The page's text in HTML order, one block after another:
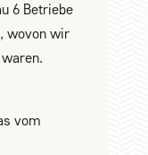
6 Betriebe
wovon wir
vom